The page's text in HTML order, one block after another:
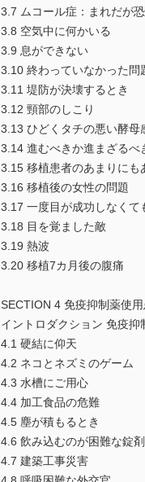
3.7 ムコール症：まれだが
3.8 空気中に何かいる
3.9 息ができない
3.10 終わっていなかった問
3.11 堤防が決壊するとき
3.12 頸部のしこり
3.13 ひどくタチの悪い酵母
3.14 進むべきか進まざるべ
3.15 移植患者のあまりにも
3.16 移植後の女性の問題
3.17 一度目が成功しなくて
3.18 目を覚ました敵
3.19 熱波
3.20 移植7カ月後の腹痛
SECTION 4 免疫抑制薬使
イントロダクション 免疫
4.1 硬結に仰天
4.2 ネコとネズミのゲーム
4.3 水槽にご用心
4.4 加工食品の危難
4.5 塵が積もるとき
4.6 飲み込むのが困難な錠剤
4.7 建築工事災害